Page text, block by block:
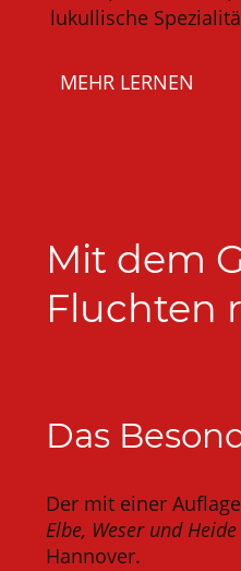
lukullische
MEHR LERNEN
Mit dem
Fluchten
Das
Der mit einer
Elbe, Weser und Heide
Hannover.